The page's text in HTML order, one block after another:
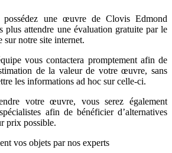
possédez une œuvre de Clovis Edmond
plus attendre une évaluation gratuite par le
sur notre site internet.
vous contactera promptement afin de
de la valeur de votre œuvre, sans
les informations ad hoc sur celle-ci.
votre œuvre, vous serez également
afin de bénéficier d’alternatives
prix possible.
vos objets par nos experts